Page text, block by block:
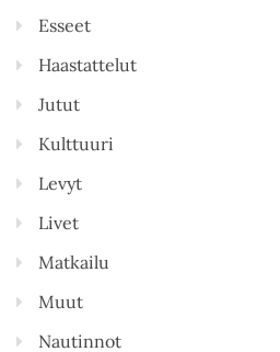
Esseet
Haastattelut
Jutut
Kulttuuri
Levyt
Livet
Matkailu
Muut
Nautinnot